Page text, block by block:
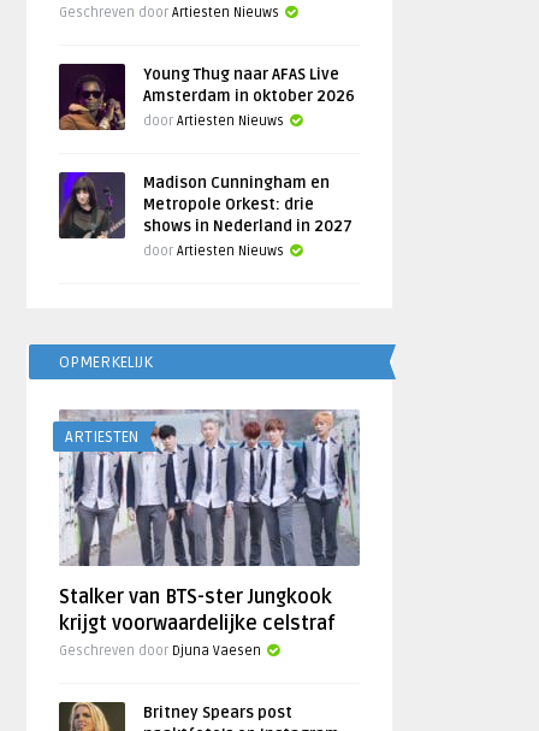
Geschreven doorArtiesten Nieuws
Young Thug naar AFAS Live
Amsterdam in oktober 2026
doorArtiesten Nieuws
Madison Cunningham en
Metropole Orkest: drie
shows in Nederland in 2027
doorArtiesten Nieuws
OPMERKELIJK
ARTIESTEN
Stalker van BTS-ster Jungkook
krijgt voorwaardelijke celstraf
Geschreven door Djuna Vaesen
Britney Spears post